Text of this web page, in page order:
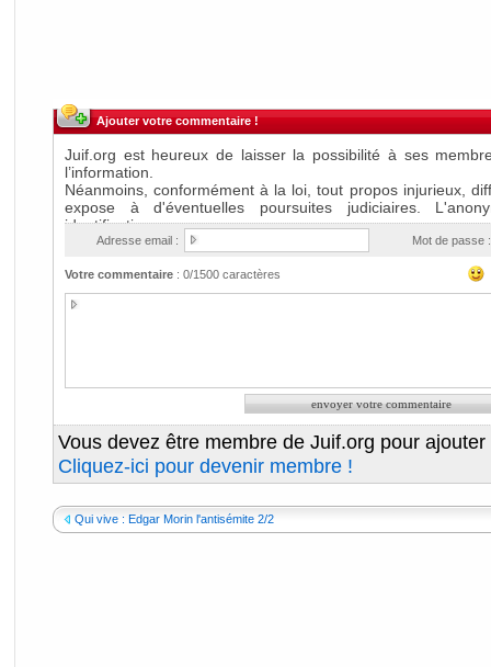
Ajouter votre commentaire !
Adresse email : Mot de passe :
Votre commentaire: 0/1500 caractères
Vous devez être membre de Juif.org pour
Cliquez-ici pour devenir membre !
Qui vive : Edgar Morin l'antisémite 2/2